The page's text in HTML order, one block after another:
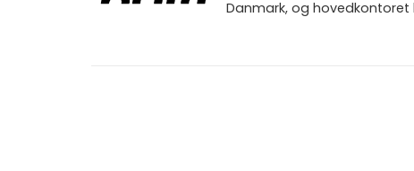
Danmark, og hovedkontoret